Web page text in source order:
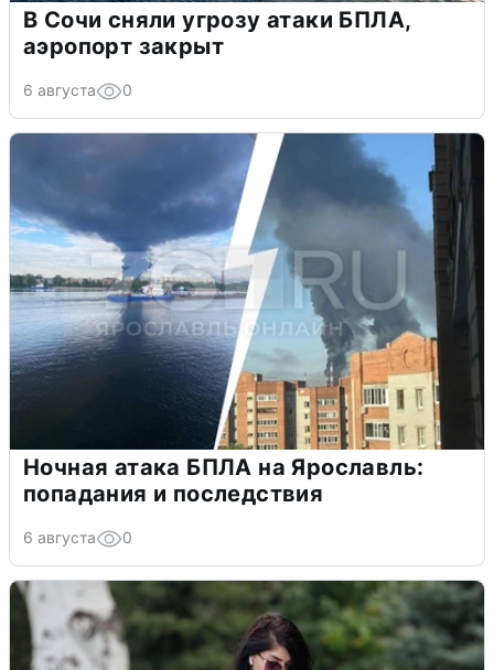
В Сочи сняли угрозу атаки БПЛА,
аэропорт закрыт
6 августа 0
Ночная атака БПЛА на Ярославль:
попадания и последствия
6 августа 0